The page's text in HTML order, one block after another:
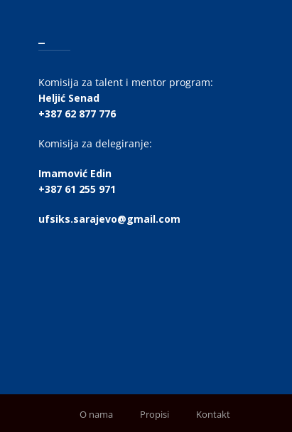
Komisija za talent i mentor program:
Heljić Senad
+387 62 877 776
Komisija za delegiranje:
Imamović Edin
+387 61 255 971
ufsiks.sarajevo@gmail.com
O nama Propisi Kontakt